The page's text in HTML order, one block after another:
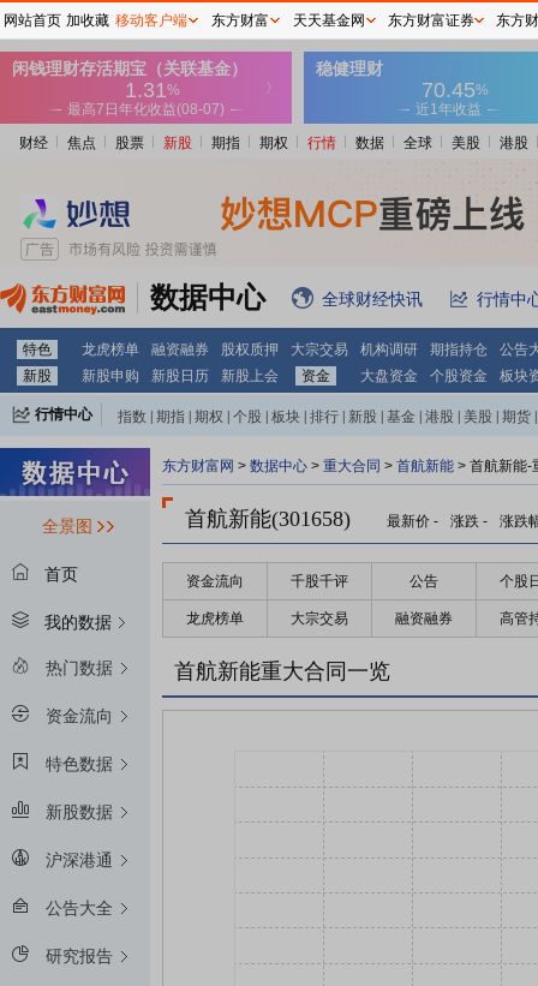
财经 焦点 股票 新股 期指 期权 行情 数据 全球 美股 港股
数据中心 全球财经快讯 行情中
特色 龙虎榜单 融资融券 股权质押 大宗交易 机构调研 期指持仓
公告
新股
新股申购 新股日历 新股上会 资金 大盘资金 个股资金 板块
行情中心 指数 期指 期权 个股 板块 排行 新股 基金 港股 美股 期货
全景图
首页
我的数据
热门数据
资金流向
特色数据
新股数据
沪深港通
公告大全
研究报告
东方财富网 > 数据中心 > 重大合同 > 首航新能 > 首航新能-
首航新能(301658) 最新价 - 涨跌 - 涨跌
资金流向 千股千评 公告 个股
龙虎榜单 大宗交易 融资融券 高管
首航新能重大合同一览
网站首页 加收藏 移动客户端 东方财富 天天基金网 东方财富证券 东方